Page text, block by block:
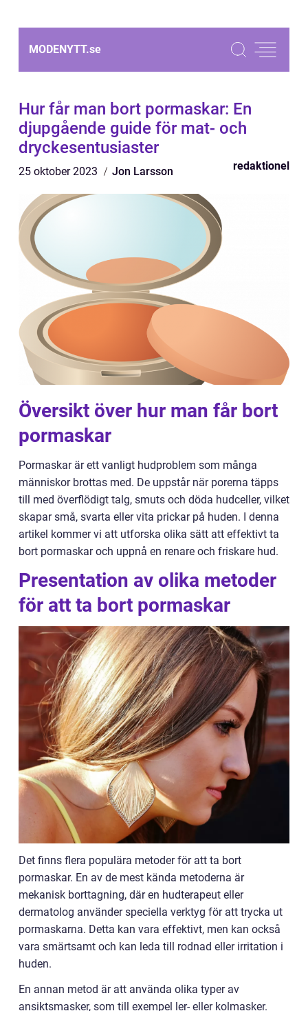
MODENYTT.se
Hur får man bort pormaskar: En
djupgående guide för mat- och
dryckesentusiaster
25 oktober 2023 Jon Larsson redaktionel
Översikt över hur man får bort
pormaskar
Pormaskar är ett vanligt hudproblem som många
människor brottas med. De uppstår när porerna täpps
till med överflödigt talg, smuts och döda hudceller, vilket
skapar små, svarta eller vita prickar på huden. I denna
artikel kommer vi att utforska olika sätt att effektivt ta
bort pormaskar och uppnå en renare och friskare hud.
Presentation av olika metoder
för att ta bort pormaskar
Det finns flera populära metoder för att ta bort
pormaskar. En av de mest kända metoderna är
mekanisk borttagning, där en hudterapeut eller
dermatolog använder speciella verktyg för att trycka ut
pormaskarna. Detta kan vara effektivt, men kan också
vara smärtsamt och kan leda till rodnad eller irritation i
huden.
En annan metod är att använda olika typer av
ansiktsmasker, som till exempel ler- eller kolmasker.